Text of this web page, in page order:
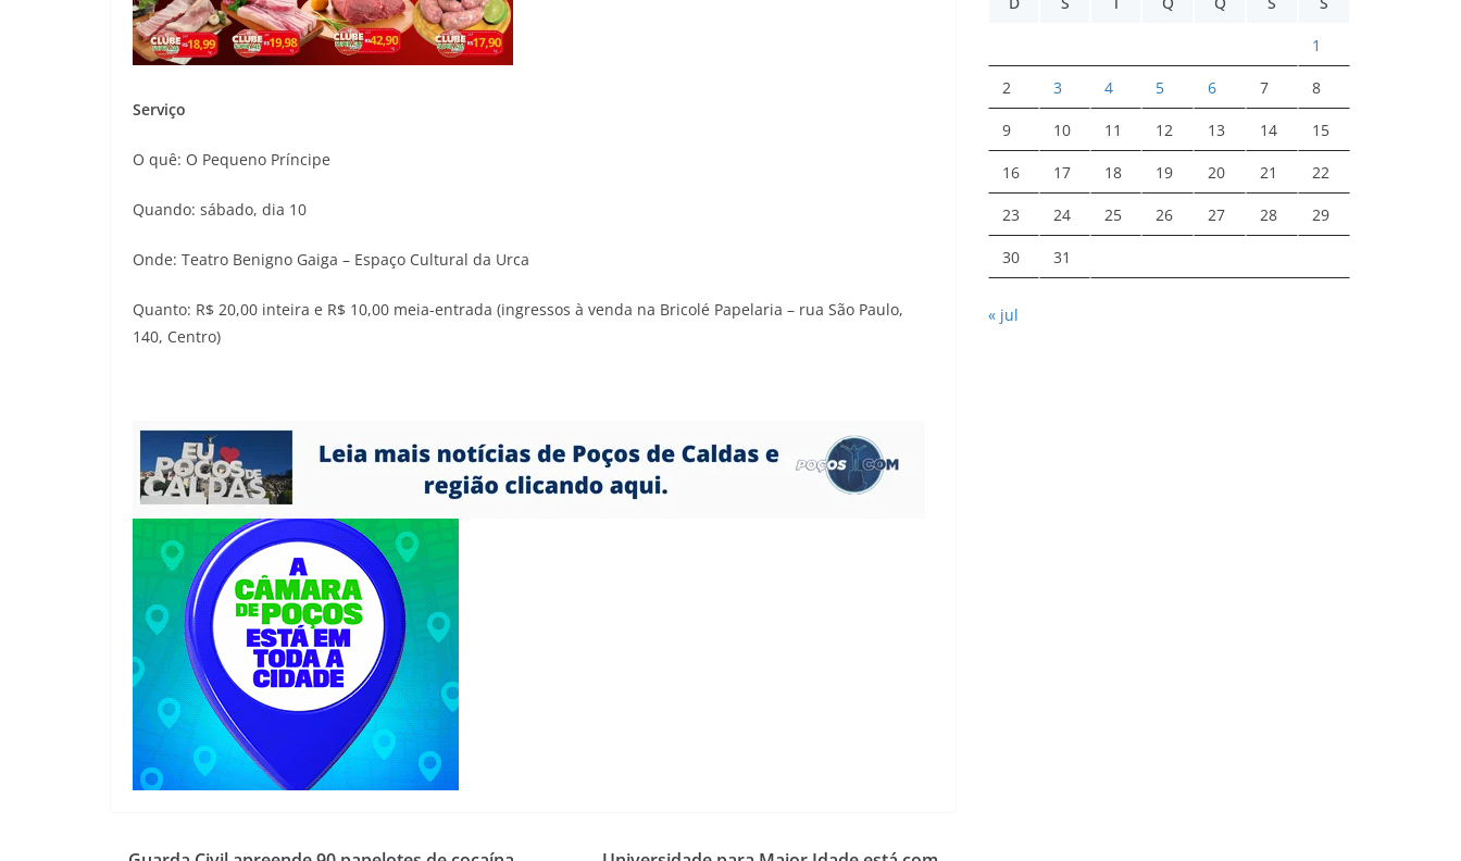
Serviço
O quê: O Pequeno Príncipe
Quando: sábado, dia 10
Onde: Teatro Benigno Gaiga – Espaço Cultural da Urca
Quanto: R$ 20,00 inteira e R$ 10,00 meia-entrada (ingressos à venda na Bricolé Papelaria – rua São Paulo,
140, Centro)
1
2 3 4 5 6 7 8
9 10 11 12 13 14 15
16 17 18 19 20 21 22
23 24 25 26 27 28 29
30 31
« jul